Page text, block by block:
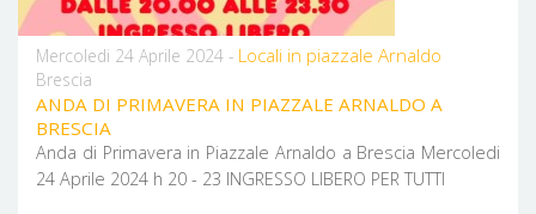
Mercoledi 24 Aprile 2024 - Locali in piazzale Arnaldo
Brescia
ANDA DI PRIMAVERA IN PIAZZALE ARNALDO A
BRESCIA
Anda di Primavera in Piazzale Arnaldo a Brescia Mercoledi
24 Aprile 2024 h 20 - 23 INGRESSO LIBERO PER TUTTI